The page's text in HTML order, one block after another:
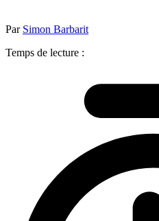
Par Simon Barbarit
Temps de lecture :